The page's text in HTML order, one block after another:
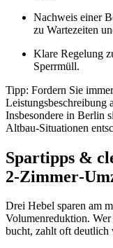
Nachweis einer
zu Wartezeiten
Klare Regelung
Sperrmüll.
Tipp: Fordern Sie
Leistungsbeschreibung
Insbesondere in Berlin
Altbau‑Situationen
Spartipps &
Drei Hebel sparen am
Volumenreduktion.
bucht, zahlt oft deutlich